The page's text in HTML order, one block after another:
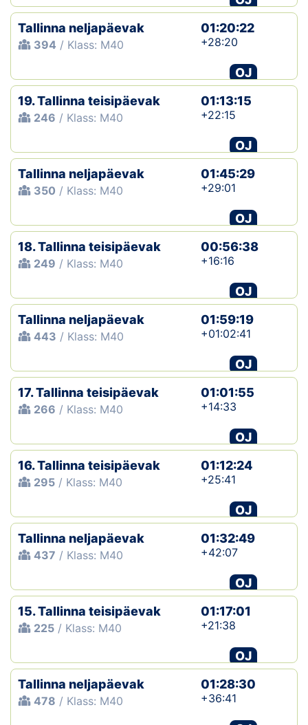
Tallinna neljapäevak
394 / Klass: M40
01:20:22
+28:20
OJ
19. Tallinna teisipäevak
246 / Klass: M40
01:13:15
+22:15
OJ
Tallinna neljapäevak
350 / Klass: M40
01:45:29
+29:01
OJ
18. Tallinna teisipäevak
249 / Klass: M40
00:56:38
+16:16
OJ
Tallinna neljapäevak
443 / Klass: M40
01:59:19
+01:02:41
OJ
17. Tallinna teisipäevak
266 / Klass: M40
01:01:55
+14:33
OJ
16. Tallinna teisipäevak
295 / Klass: M40
01:12:24
+25:41
OJ
Tallinna neljapäevak
437 / Klass: M40
01:32:49
+42:07
OJ
15. Tallinna teisipäevak
225 / Klass: M40
01:17:01
+21:38
OJ
Tallinna neljapäevak
478 / Klass: M40
01:28:30
+36:41